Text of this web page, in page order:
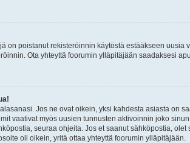
on poistanut rekisteröinnin käytöstä estääkseen
Ota yhteyttä foorumin ylläpitäjään saadaksesi
Jos ne ovat oikein, yksi kahdesta asiasta on
vaativat myös uusien tunnusten aktivoinnin joko
seuraa ohjeita. Jos et saanut sähköpostia,
oli oikein, yritä ottaa yhteyttä foorumin ylläpitäjään.